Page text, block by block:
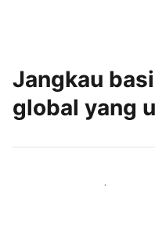
Jangkau
global yang
Jangkau tamu baru